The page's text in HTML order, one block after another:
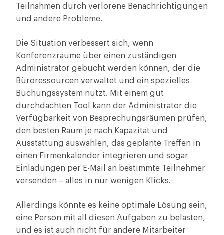
Teilnahmen durch verlorene Benachrichtigungen
und andere Probleme.
Die Situation verbessert sich, wenn
Konferenzräume über einen zuständigen
Administrator gebucht werden können, der die
Büroressourcen verwaltet und ein spezielles
Buchungssystem nutzt. Mit einem gut
durchdachten Tool kann der Administrator die
Verfügbarkeit von Besprechungsräumen prüfen,
den besten Raum je nach Kapazität und
Ausstattung auswählen, das geplante Treffen in
einen Firmenkalender integrieren und sogar
Einladungen per E-Mail an bestimmte Teilnehmer
versenden – alles in nur wenigen Klicks.
Allerdings könnte es keine optimale Lösung sein,
eine Person mit all diesen Aufgaben zu belasten,
und es ist auch nicht für andere Mitarbeiter